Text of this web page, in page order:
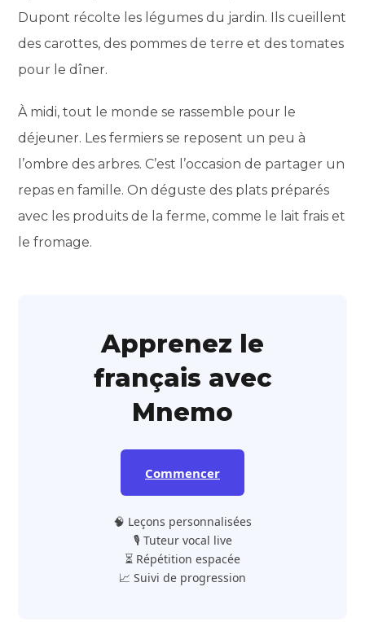
Dupont récolte les légumes du jardin. Ils cueillent
des carottes, des pommes de terre et des tomates
pour le dîner.
À midi, tout le monde se rassemble pour le
déjeuner. Les fermiers se reposent un peu à
l’ombre des arbres. C’est l’occasion de partager un
repas en famille. On déguste des plats préparés
avec les produits de la ferme, comme le lait frais et
le fromage.
Apprenez le
français avec
Mnemo
Commencer
🧠 Leçons personnalisées
🎙️ Tuteur vocal live
⏳ Répétition espacée
📈 Suivi de progression